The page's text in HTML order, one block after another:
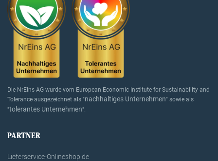
Die NrEins AG wurde vom European Economic Institute for Sustainability and
Tolerance ausgezeichnet als "nachhaltiges Unternehmen" sowie als
"tolerantes Unternehmen".
PARTNER
Lieferservice-Onlineshop.de